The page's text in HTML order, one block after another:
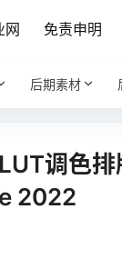
网 免责申明
后期素材
调色
2022